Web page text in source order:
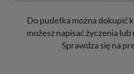
Do pudełka można dokupić
możesz napisać życzenia lub
Sprawdza się na